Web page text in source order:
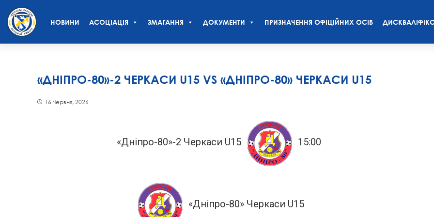
НОВИНИ АСОЦІАЦІЯ ЗМАГАННЯ ДОКУМЕНТИ ПРИЗНАЧЕННЯ ОФІЦІЙНИХ ОСІБ
«ДНІПРО-80»-2 ЧЕРКАСИ U15 VS «ДНІПРО-80» ЧЕРКАСИ U15
16 Червня, 2026
«Дніпро-80»-2 Черкаси U15 15:00
«Дніпро-80» Черкаси U15